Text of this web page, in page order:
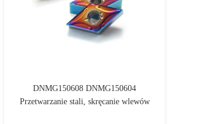
DNMG150608 DNMG150604
Przetwarzanie stali, skręcanie wlewów